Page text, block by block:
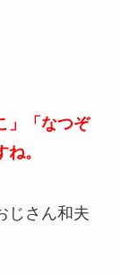
」「なつぞ
。
じさん和夫